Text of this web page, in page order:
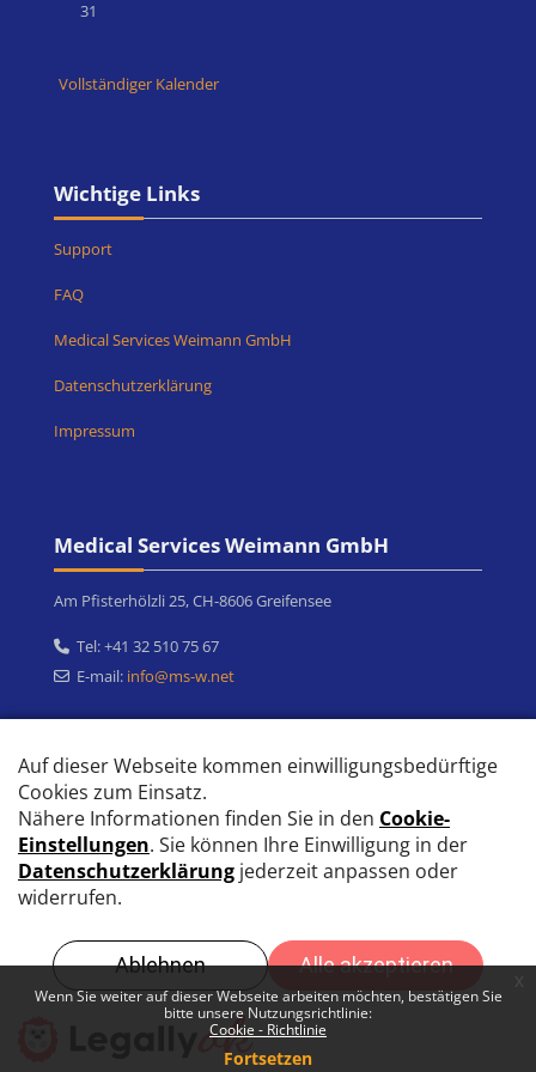
Wenn Sie weiter auf dieser Webseite arbeiten möchten, bestätigen Sie
bitte unsere Nutzungsrichtlinie:
Cookie - Richtlinie
Fortsetzen
Keine Termine, Montag, 31. August
31
Vollständiger Kalender
Blöcke
Wichtige Links
Support
FAQ
Medical Services Weimann GmbH
Datenschutzerklärung
Impressum
Blöcke
Medical Services Weimann GmbH
Am Pfisterhölzli 25, CH-8606 Greifensee
Tel: +41 32 510 75 67
E-mail: info@ms-w.net
https://www.ms-w.ch info@ms-w.net
+41
32 510 75 67‬
Unsere Datenlöschfristen
Datenschutzinfos
Laden Sie die mobile App